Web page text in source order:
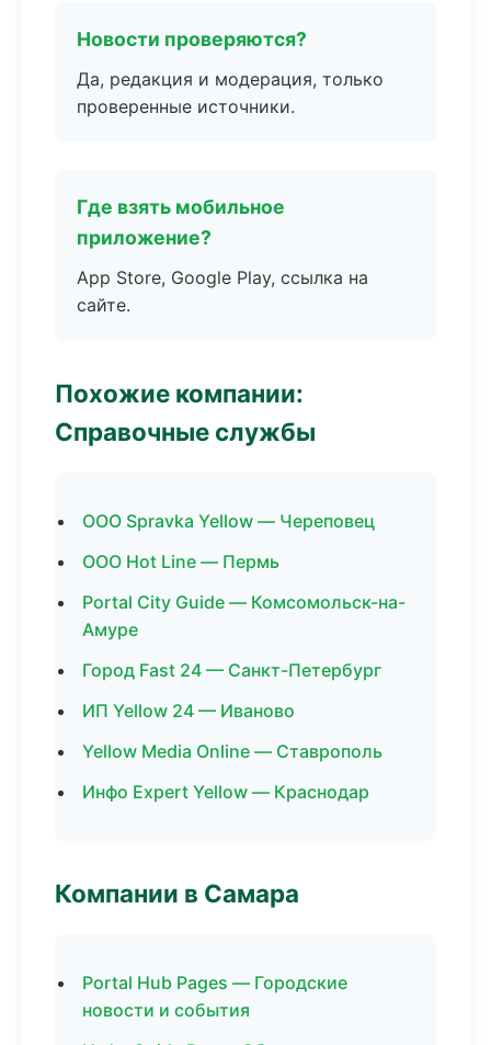
Новости проверяются?
Да, редакция и модерация, только
проверенные источники.
Где взять мобильное
приложение?
App Store, Google Play, ссылка на
сайте.
Похожие компании:
Справочные службы
ООО Spravka Yellow — Череповец
ООО Hot Line — Пермь
Portal City Guide — Комсомольск-на-
Амуре
Город Fast 24 — Санкт-Петербург
ИП Yellow 24 — Иваново
Yellow Media Online — Ставрополь
Инфо Expert Yellow — Краснодар
Компании в Самара
Portal Hub Pages — Городские
новости и события